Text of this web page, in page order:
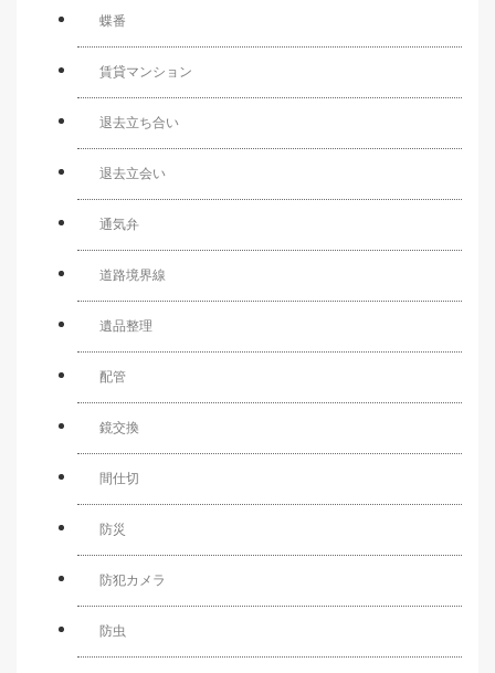
蝶番
賃貸マンション
退去立ち合い
退去立会い
通気弁
道路境界線
遺品整理
配管
鏡交換
間仕切
防災
防犯カメラ
防虫